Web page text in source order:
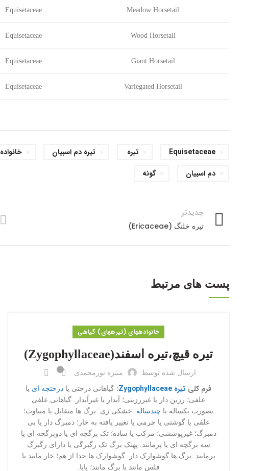
Meadow Horsetail
Equisetaceae
Wood Horsetail
Equisetaceae
Giant Horsetail
Equisetaceae
Variegated Horsetail
Equisetaceae
Equisetaceae تیره تیره دم اسبیان
خانواده
دم اسبیان
گونه
جدیدتر
تیره خلنگ (Ericaceae)
پست های مرتبط
خانواده‎های (تیره‎های) گیاهی
تیره قیچ،تیره اسفند(Zygophyllaceae)
ارسال شده توسط منیره نورمحمدی ۰
فرم کلی تیره Zygophyllaceae : گیاهانی درختی یا درختچه ای یا
علفی؛ رزین دار یا غیررزینی؛ آبدار یا غیرآبدار. گیاهانی علفی
بصورت یکساله یا چندساله. خشکی زی. برگ ها متقابل یا متناوب؛
علفی یا گوشتی یا چرمی یا تغییر یافته به خار؛ دمبرگ دار یا بی
دمبرگ؛ غیرپوششی؛ مرکب یا ساده؛ تک برگچه ای یا دوبرگچه ای یا
سه برگچه ای یا پرمانند. پهنک برگ تک رگبرگی یا دارای رگبرگ
پرمانند. برگ ها گوشوارک دار. گوشوارک ها جدا از هم؛ خار مانند یا
فلس مانند یا برگ مانند؛ پایا.
نمایش مشخصات عمومی